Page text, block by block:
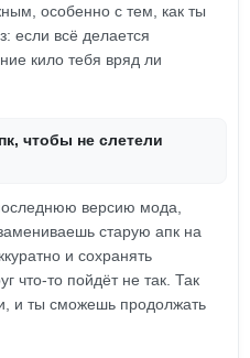
особенно с тем, как ты
если всё делается
кило тебя вряд ли
чтобы не слетели
версию мода,
старую апк на
и сохранять
что-то пойдёт не так. Так
и ты сможешь продолжать